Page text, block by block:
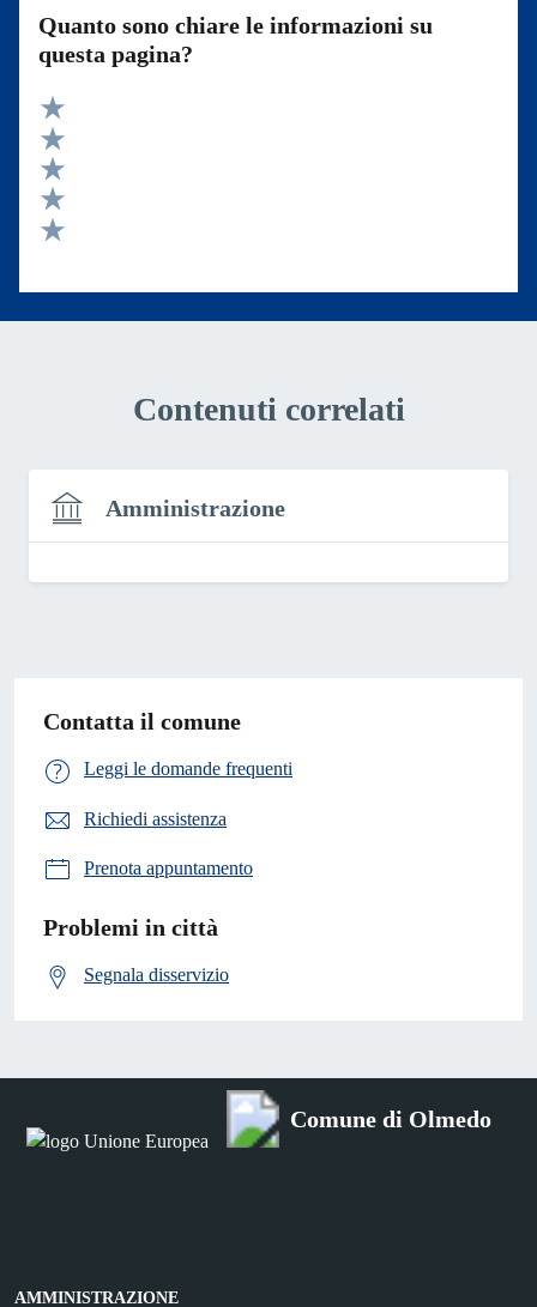
Quanto sono chiare le informazioni su
questa pagina?
Valuta 5 stelle su 5
Valuta 4 stelle su 5
Valuta 3 stelle su 5
Valuta 2 stelle su 5
Contenuti correlati
Amministrazione
Contatta il comune
Leggi le domande frequenti
Richiedi assistenza
Prenota appuntamento
Problemi in città
Segnala disservizio
Comune di Olmedo
AMMINISTRAZIONE